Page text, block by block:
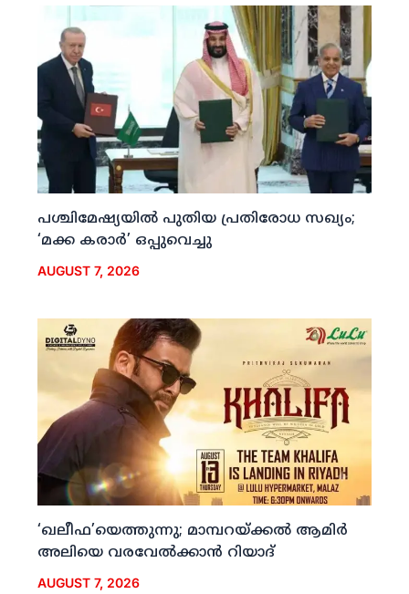
പശ്ചിമേഷ്യയില്‍ പുതിയ പ്രതിരോധ സഖ്യം;
‘മക്ക കരാര്‍’ ഒപ്പുവെച്ചു
AUGUST 7, 2026
‘ഖലീഫ’യെത്തുന്നു; മാമ്പറയ്ക്കല്‍ ആമിര്‍
അലിയെ വരവേല്‍ക്കാന്‍ റിയാദ്
AUGUST 7, 2026